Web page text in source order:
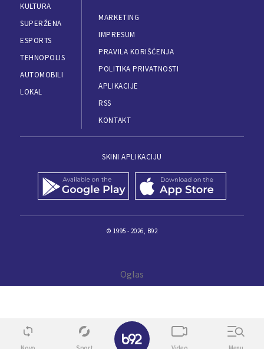
KULTURA
SUPERŽENA
ESPORTS
TEHNOPOLIS
AUTOMOBILI
LOKAL
MARKETING
IMPRESUM
PRAVILA KORIŠĆENJA
POLITIKA PRIVATNOSTI
APLIKACIJE
RSS
KONTAKT
SKINI APLIKACIJU
© 1995 - 2026, B92
✕